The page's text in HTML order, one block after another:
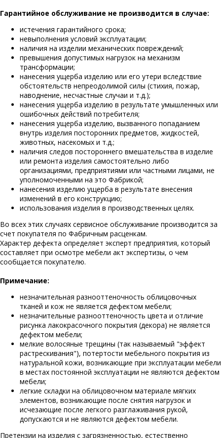
Гарантийное обслуживание не производится в случае:
истечения гарантийного срока;
невыполнения условий эксплуатации;
наличия на изделии механических повреждений;
превышения допустимых нагрузок на механизм
трансформации;
нанесения ущерба изделию или его утери вследствие
обстоятельств непреодолимой силы (стихия, пожар,
наводнение, несчастные случаи и т.д.);
нанесения ущерба изделию в результате умышленных или
ошибочных действий потребителя;
нанесения ущерба изделию, вызванного попаданием
внутрь изделия посторонних предметов, жидкостей,
животных, насекомых и т.д.;
наличия следов постороннего вмешательства в изделие
или ремонта изделия самостоятельно либо
организациями, предприятиями или частными лицами, не
уполномоченными на это Фабрикой;
нанесения изделию ущерба в результате внесения
изменений в его конструкцию;
использования изделия в производственных целях.
Во всех этих случаях сервисное обслуживание производится за
счет покупателя по Фабричным расценкам.
Характер дефекта определяет эксперт предприятия, который
составляет при осмотре мебели акт экспертизы, о чем
сообщается покупателю.
Примечание:
незначительная разнооттеночность облицовочных
тканей и кож не является дефектом мебели;
незначительные разнооттеночность цвета и отличие
рисунка лакокрасочного покрытия (декора) не является
дефектом мебели;
мелкие волосяные трещины (так называемый "эффект
растрескивания"), потертости мебельного покрытия из
натуральной кожи, возникающие при эксплуатации мебели
в местах постоянной эксплуатации не являются дефектом
мебели;
легкие складки на облицовочном материале мягких
элементов, возникающие после снятия нагрузок и
исчезающие после легкого разглаживания рукой,
допускаются и не являются дефектом мебели.
Претензии на изделия с загрязненностью, естественно